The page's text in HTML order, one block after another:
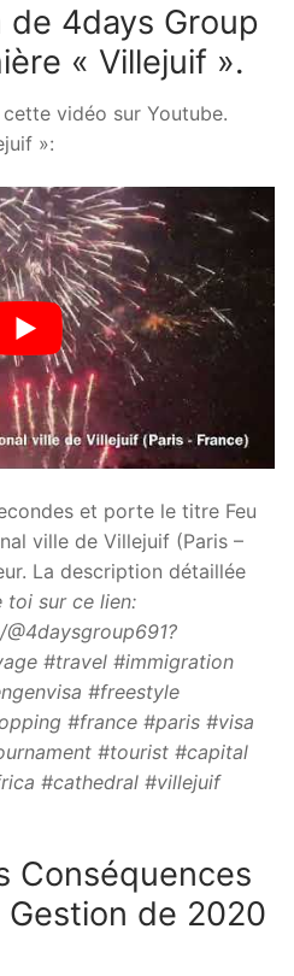
de 4days Group
« Villejuif ».
vidéo sur Youtube.
»:
et porte le titre Feu
ville de Villejuif (Paris –
La description détaillée
toi sur ce lien:
#travel #immigration
#freestyle
#france #paris #visa
#tourist #capital
#cathedral #villejuif
Conséquences
de 2020